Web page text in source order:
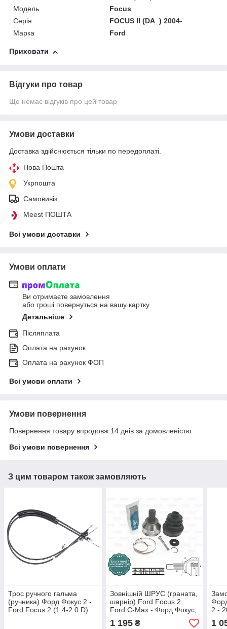
Модель
Focus
Серія
FOCUS II (DA_) 2004-
Марка
Ford
Приховати
Відгуки про товар
Ще немає відгуків про цей товар
Умови доставки
Доставка здійснюється тільки по передоплаті.
Нова Пошта
Укрпошта
Самовивіз
Meest ПОШТА
Всі умови доставки
Умови оплати
Ви отримаєте замовлення
або гроші повернуться на вашу картку
Детальніше
Післяплата
Оплата на рахунок
Оплата на рахунок ФОП
Всі умови оплати
Умови повернення
Повернення товару впродовж 14 днів за домовленістю
Всі умови повернення
З цим товаром також замовляють
Трос ручного гальма
(ручника) Форд Фокус 2 -
Ford Focus 2 (1.4-2.0 D)
Зовнішній ШРУС (граната,
шарнір) Ford Focus 2,
Ford C-Max - Форд Фокус,
Форд С-Макс 2004-2012
1 195₴
2 -
1